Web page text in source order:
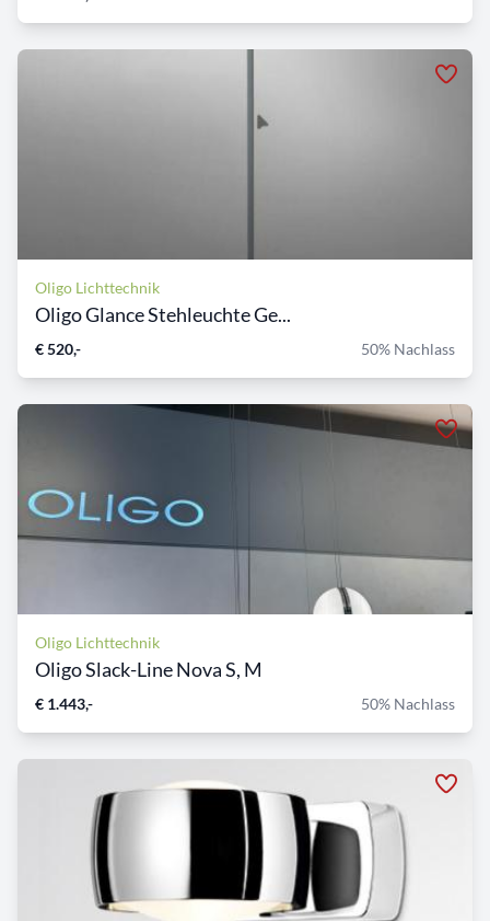
Oligo Lichttechnik
Oligo Glance Stehleuchte Ge...
€ 520,- 50% Nachlass
Oligo Lichttechnik
Oligo Slack-Line Nova S, M
€ 1.443,- 50% Nachlass